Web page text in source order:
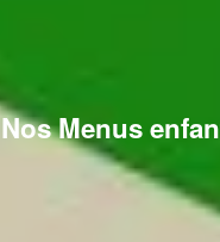
Nos Menus